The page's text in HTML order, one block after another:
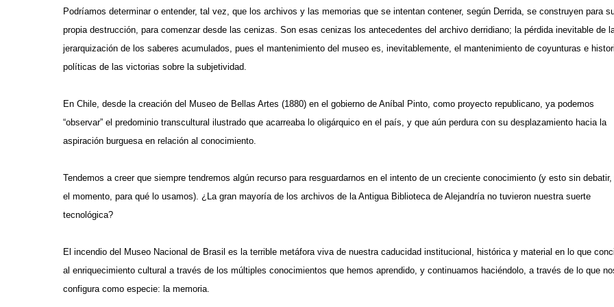
Podríamos determinar o entender, tal vez, que los archivos y las memorias que se intentan contener, según Derrida, se construyen para
propia destrucción, para comenzar desde las cenizas. Son esas cenizas los antecedentes del archivo derridiano; la pérdida inevitable de
jerarquización de los saberes acumulados, pues el mantenimiento del museo es, inevitablemente, el mantenimiento de coyunturas e
políticas de las victorias sobre la subjetividad.
En Chile, desde la creación del Museo de Bellas Artes (1880) en el gobierno de Aníbal Pinto, como proyecto republicano, ya podemos
“observar” el predominio transcultural ilustrado que acarreaba lo oligárquico en el país, y que aún perdura con su desplazamiento hacia la
aspiración burguesa en relación al conocimiento.
Tendemos a creer que siempre tendremos algún recurso para resguardarnos en el intento de un creciente conocimiento (y esto sin debatir,
el momento, para qué lo usamos). ¿La gran mayoría de los archivos de la Antigua Biblioteca de Alejandría no tuvieron nuestra suerte
tecnológica?
El incendio del Museo Nacional de Brasil es la terrible metáfora viva de nuestra caducidad institucional, histórica y material en lo que
al enriquecimiento cultural a través de los múltiples conocimientos que hemos aprendido, y continuamos haciéndolo, a través de lo que
configura como especie: la memoria.